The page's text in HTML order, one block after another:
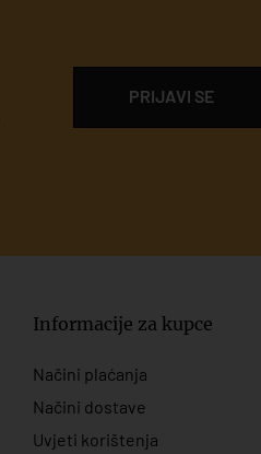
PRIJAVI SE
Informacije za kupce
Načini plaćanja
Načini dostave
Uvjeti korištenja